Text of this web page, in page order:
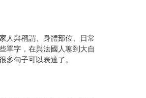
人與稱謂、身體部位、日常
單字，在與法國人聊到大自
句子可以表達了。